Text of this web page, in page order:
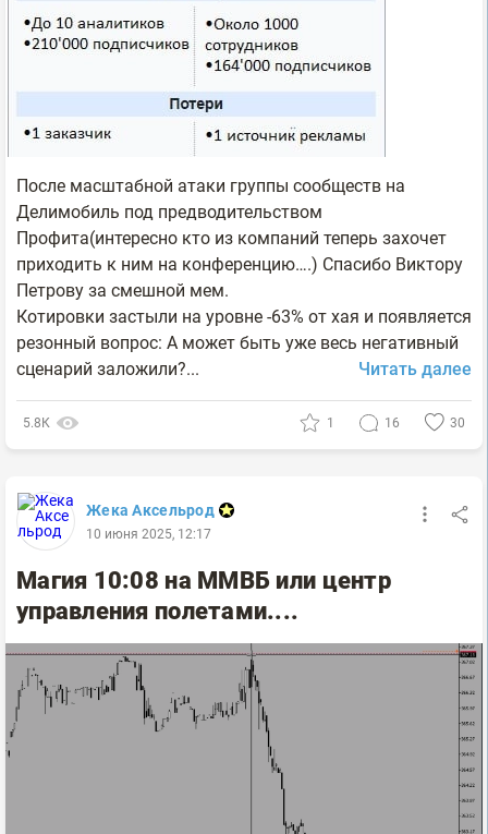
После масштабной атаки группы сообществ на
Делимобиль под предводительством
Профита(интересно кто из компаний теперь захочет
приходить к ним на конференцию….) Спасибо Виктору
Петрову за смешной мем.
Котировки застыли на уровне -63% от хая и появляется
резонный вопрос: А может быть уже весь негативный
сценарий заложили?...
Читать далее
5.8К 1 16 30
Жека Аксельрод
10 июня 2025, 12:17
Магия 10:08 на ММВБ или центр
управления полетами....